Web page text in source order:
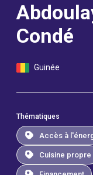
Condé
Guinée
Thématiques
Accès à
Cuisine propre